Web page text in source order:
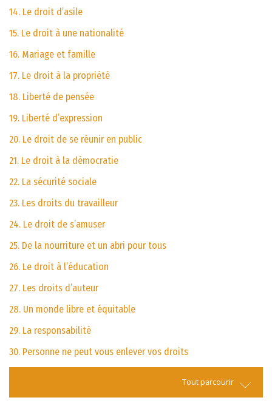
14. Le droit d’asile
15. Le droit à une nationalité
16. Mariage et famille
17. Le droit à la propriété
18. Liberté de pensée
19. Liberté d’expression
20. Le droit de se réunir en public
21. Le droit à la démocratie
22. La sécurité sociale
23. Les droits du travailleur
24. Le droit de s’amuser
25. De la nourriture et un abri pour tous
26. Le droit à l’éducation
27. Les droits d’auteur
28. Un monde libre et équitable
29. La responsabilité
30. Personne ne peut vous enlever vos droits
Tout parcourir